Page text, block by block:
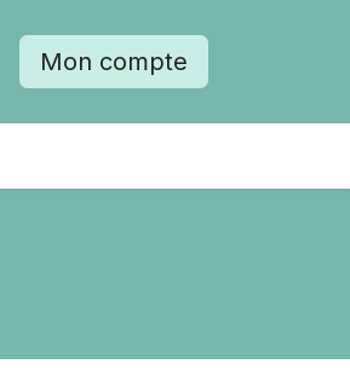
Mon compte